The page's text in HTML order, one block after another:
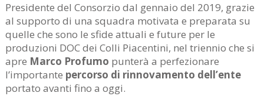
Presidente del Consorzio dal gennaio del 2019, grazie
al supporto di una squadra motivata e preparata su
quelle che sono le sfide attuali e future per le
produzioni DOC dei Colli Piacentini, nel triennio che si
apre Marco Profumo punterà a perfezionare
l’importante percorso di rinnovamento dell’ente
portato avanti fino a oggi.